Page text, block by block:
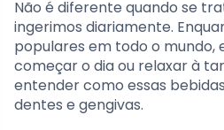
Não é diferente quando se
ingerimos diariamente.
populares em todo o
começar o dia ou relaxar à
entender como essas
dentes e gengivas.